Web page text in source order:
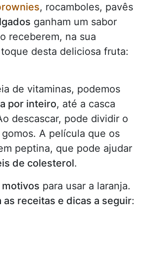
, rocamboles, pavês
ganham um sabor
receberem, na sua
desta deliciosa fruta:
de vitaminas, podemos
por inteiro, até a casca
descascar, pode dividir o
A película que os
peptina, que pode ajudar
de colesterol.
para usar a laranja.
as receitas e dicas a seguir: